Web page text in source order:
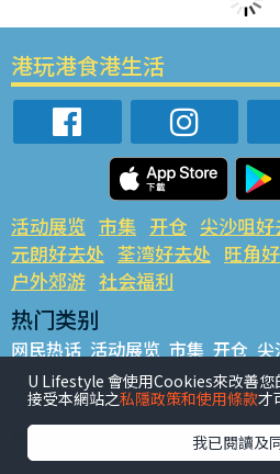
港玩港食港生活
活动展览 市集 开仓 尖沙咀好
元朗好去处 荃湾好去处 旺角
户外郊游 社会福利
热门类别
网民热话 活动展览 市集 开仓 尖
铜锣湾好去处 元朗好去处 荃湾好
餐厅情报 户外郊游
热门标签
U Lifestyle 會使用Cookies來改善您
接受本網站之私隱政策和使用條款才
我已閱讀及